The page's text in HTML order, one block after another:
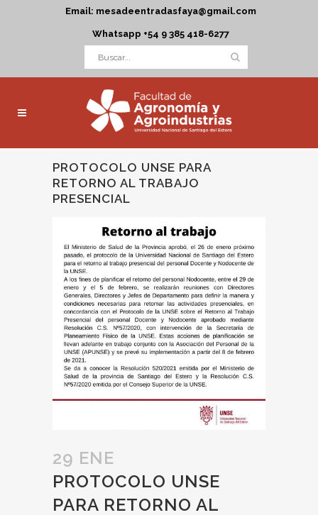
Email: mesadeentradasfaya@gmail.com
Whatsapp +54 9 385 418-6277
PROTOCOLO UNSE PARA
RETORNO AL TRABAJO
PRESENCIAL
29 ENE
PROTOCOLO UNSE
PARA RETORNO AL